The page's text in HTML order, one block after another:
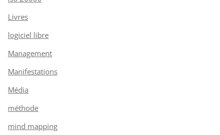
Livres
logiciel libre
Management
Manifestations
Média
méthode
mind mapping